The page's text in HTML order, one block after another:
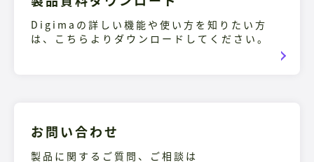
Digimaの詳しい機能や使い方を知りたい方
は、こちらよりダウンロードしてください。
お問い合わせ
製品に関するご質問、ご相談は